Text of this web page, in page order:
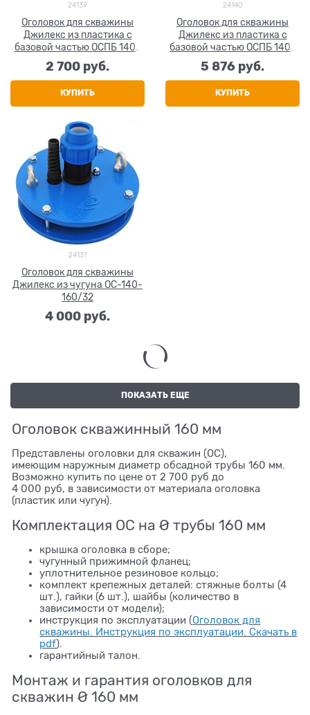
24139
Оголовок для скважины
Джилекс из пластика с
базовой частью ОСПБ 140-
160/32
2 700 руб.
КУПИТЬ
24140
Оголовок для скважины
Джилекс из пластика с
базовой частью ОСПБ 140-
160/40
5 876 руб.
КУПИТЬ
24131
Оголовок для скважины
Джилекс из чугуна ОС-140-
160/32
4 000 руб.
ПОКАЗАТЬ ЕЩЕ
Оголовок скважинный 160 мм
Представлены оголовки для скважин (ОС),
имеющим наружным диаметр обсадной трубы 160 мм.
Возможно купить по цене от 2 700 руб до
4 000 руб, в зависимости от материала оголовка
(пластик или чугун).
Комплектация ОС на Ø трубы 160 мм
крышка оголовка в сборе;
чугунный прижимной фланец;
уплотнительное резиновое кольцо;
комплект крепежных деталей: стяжные болты (4
шт.), гайки (6 шт.), шайбы (количество в
зависимости от модели);
инструкция по эксплуатации (Оголовок для
скважины. Инструкция по эксплуатации. Скачать в
pdf).
гарантийный талон.
Монтаж и гарантия оголовков для
скважин Ø 160 мм